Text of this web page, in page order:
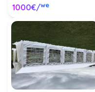
1000€/we